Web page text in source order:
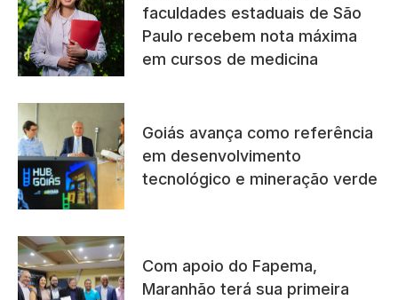
faculdades estaduais de São
Paulo recebem nota máxima
em cursos de medicina
Goiás avança como referência
em desenvolvimento
tecnológico e mineração verde
Com apoio do Fapema,
Maranhão terá sua primeira